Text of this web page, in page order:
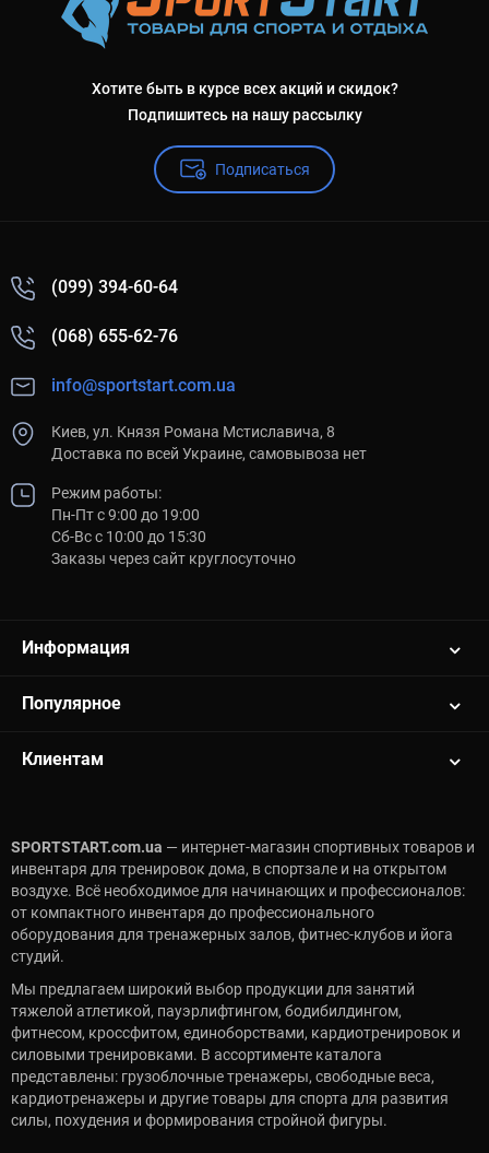
Хотите быть в курсе всех акций и скидок?
Подпишитесь на нашу рассылку
Подписаться
(099) 394-60-64
(068) 655-62-76
info@sportstart.com.ua
Киев, ул. Князя Романа Мстиславича, 8
Доставка по всей Украине, самовывоза нет
Режим работы:
Пн-Пт с 9:00 до 19:00
Сб-Вс с 10:00 до 15:30
Заказы через сайт круглосуточно
Информация
Популярное
Клиентам
SPORTSTART.com.ua — интернет-магазин спортивных товаров и
инвентаря для тренировок дома, в спортзале и на открытом
воздухе. Всё необходимое для начинающих и профессионалов:
от компактного инвентаря до профессионального
оборудования для тренажерных залов, фитнес-клубов и йога
студий.
Мы предлагаем широкий выбор продукции для занятий
тяжелой атлетикой, пауэрлифтингом, бодибилдингом,
фитнесом, кроссфитом, единоборствами, кардиотренировок и
силовыми тренировками. В ассортименте каталога
представлены: грузоблочные тренажеры, свободные веса,
кардиотренажеры и другие товары для спорта для развития
силы, похудения и формирования стройной фигуры.